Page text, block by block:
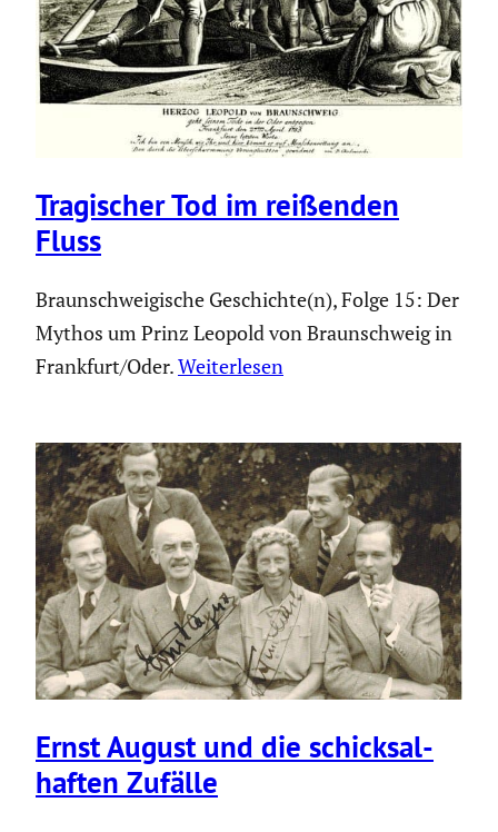
Tragi­scher Tod im reißenden
Fluss
Braunschweigische Geschichte(n), Folge 15: Der
Mythos um Prinz Leopold von Braunschweig in
Frankfurt/Oder.Weiterlesen
Ernst August und die schick­sal­
haften Zufälle